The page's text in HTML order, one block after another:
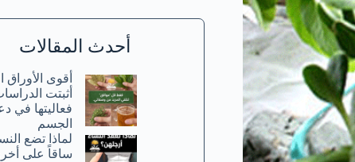
أحدث المقالات
أقوى الأوراق
أثبتت
فعاليتها في
الجسم
لماذا تضع
ساقاً على